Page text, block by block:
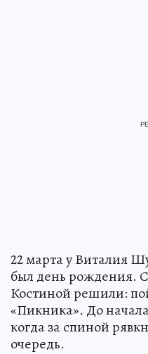
22 марта у Виталия
был день рождения.
Костиной решили:
«Пикника». До
когда за спиной
очередь.